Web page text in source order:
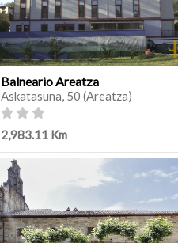
Balneario Areatza
Askatasuna, 50 (Areatza)
2,983.11 Km